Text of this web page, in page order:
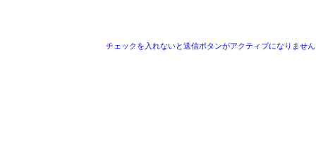
チェックを入れないと送信ボタンがアクティブになりません